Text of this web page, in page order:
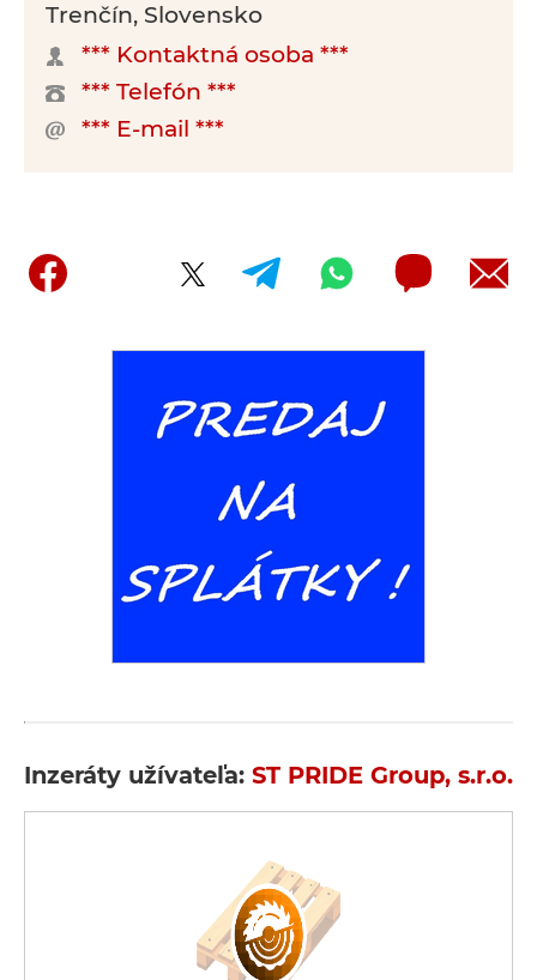
Trenčín, Slovensko
*** Kontaktná osoba ***
*** Telefón ***
*** E-mail ***
Inzeráty užívateľa: ST PRIDE Group, s.r.o.